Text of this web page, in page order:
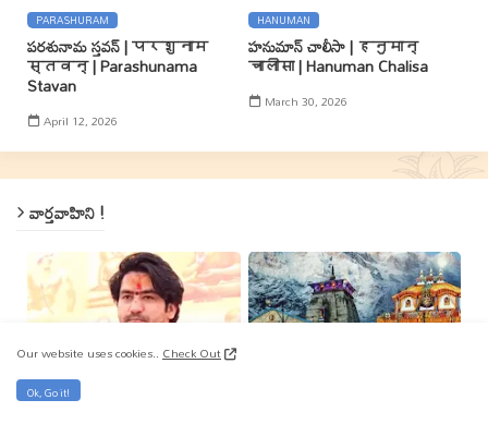
PARASHURAM
పరశునామ స్తవన్ | परशुनाम
स्तवन् | Parashunama
Stavan
April 12, 2026
HANUMAN
హనుమాన్ చాలీసా | हनुमान्
चालीसा | Hanuman Chalisa
March 30, 2026
వార్తవాహిని !
DHIRENDRA SHASTRI
ఆరెస్సెస్ లేకపోతే.. హిందువులు
Our website uses cookies..Check Out
Ok, Go it!